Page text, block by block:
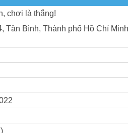
chơi là thắng!
Tân Bình, Thành phố Hồ Chí